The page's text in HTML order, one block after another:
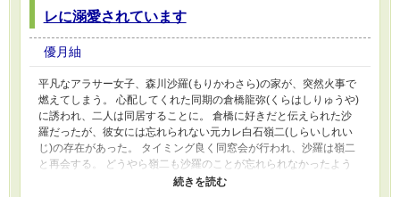
レに溺愛されています
優月紬
平凡なアラサー女子、森川沙羅(もりかわさら)の家が、突然火事で
燃えてしまう。 心配してくれた同期の倉橋龍弥(くらはしりゅうや)
に誘われ、二人は同居することに。 倉橋に好きだと伝えられた沙
羅だったが、彼女には忘れられない元カレ白石嶺二(しらいしれい
じ)の存在があった。 タイミング良く同窓会が行われ、沙羅は嶺二
と再会する。 どうやら嶺二も沙羅のことが忘れられなかったよう
で……？ 忘れられない元彼とハイスペ同期の間で揺れ動く、三角